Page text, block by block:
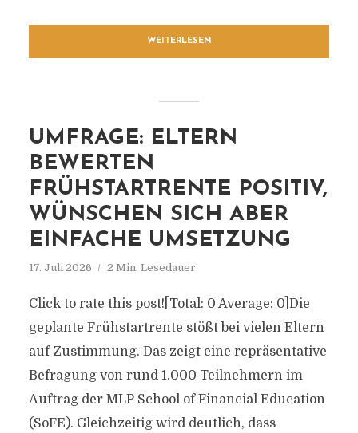
WEITERLESEN
UMFRAGE: ELTERN
BEWERTEN
FRÜHSTARTRENTE POSITIV,
WÜNSCHEN SICH ABER
EINFACHE UMSETZUNG
17. Juli 2026 2 Min. Lesedauer
Click to rate this post![Total: 0 Average: 0]Die
geplante Frühstartrente stößt bei vielen Eltern
auf Zustimmung. Das zeigt eine repräsentative
Befragung von rund 1.000 Teilnehmern im
Auftrag der MLP School of Financial Education
(SoFE). Gleichzeitig wird deutlich, dass